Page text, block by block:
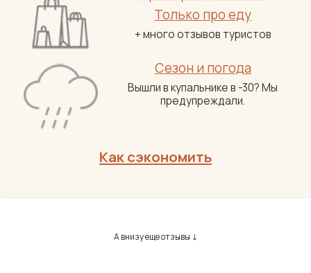
Только про еду
+ много отзывов туристов
Сезон и погода
Вышли в купальнике в -30? Мы
предупреждали.
Как сэкономить
А внизу еще отзывы ↓